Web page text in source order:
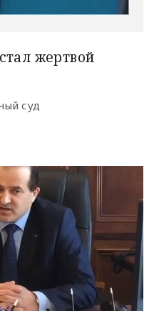
жертвой
суд